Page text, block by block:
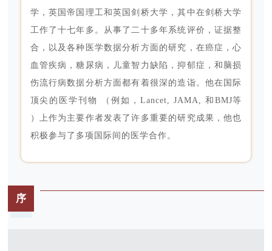
学，英国帝国理工和英国剑桥大学，其中在剑桥大学
工作了十七年多。从事了二十多年系统评价，证据整
合，以及各种医学数据分析方面的研究，在癌症，心
血管疾病，糖尿病，儿童智力缺陷，抑郁症，和脑损
伤流行病数据分析方面都有着很深的造诣。他在国际
顶尖的医学刊物 （例如，Lancet, JAMA, 和BMJ等
）上作为主要作者发表了许多重要的研究成果，他也
积极参与了多项国际间的医学合作。
序